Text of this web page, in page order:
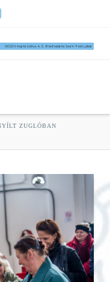
ZUGLÓBAN